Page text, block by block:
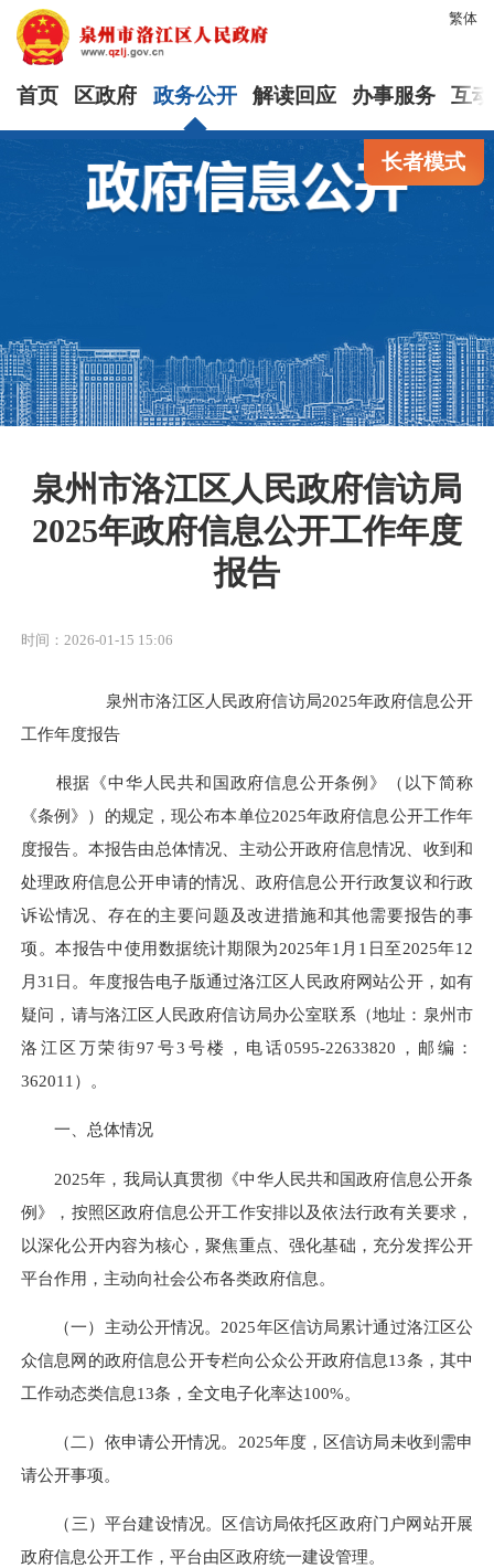
繁体
首页 区政府 政务公开 解读回应 办事服务 互
长者模式
泉州市洛江区人民政府信访局
2025年政府信息公开工作年度
报告
时间：2026-01-15 15:06
泉州市洛江区人民政府信访局2025年政府信息公开
工作年度报告
根据《中华人民共和国政府信息公开条例》（以下简称
《条例》）的规定，现公布本单位2025年政府信息公开工作年
度报告。本报告由总体情况、主动公开政府信息情况、收到和
处理政府信息公开申请的情况、政府信息公开行政复议和行政
诉讼情况、存在的主要问题及改进措施和其他需要报告的事
项。本报告中使用数据统计期限为2025年1月1日至2025年12
月31日。年度报告电子版通过洛江区人民政府网站公开，如有
疑问，请与洛江区人民政府信访局办公室联系（地址：泉州市
洛江区万荣街97号3号楼，电话0595-22633820，邮编：
362011）。
一、总体情况
2025年，我局认真贯彻《中华人民共和国政府信息公开条
例》，按照区政府信息公开工作安排以及依法行政有关要求，
以深化公开内容为核心，聚焦重点、强化基础，充分发挥公开
平台作用，主动向社会公布各类政府信息。
（一）主动公开情况。2025年区信访局累计通过洛江区公
众信息网的政府信息公开专栏向公众公开政府信息13条，其中
工作动态类信息13条，全文电子化率达100%。
（二）依申请公开情况。2025年度，区信访局未收到需申
请公开事项。
（三）平台建设情况。区信访局依托区政府门户网站开展
政府信息公开工作，平台由区政府统一建设管理。